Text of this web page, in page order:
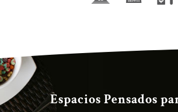
Espacios Pensados